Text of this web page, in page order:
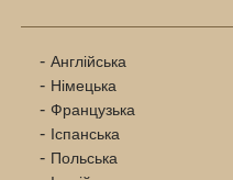
Англійська
Німецька
Французька
Іспанська
Польська